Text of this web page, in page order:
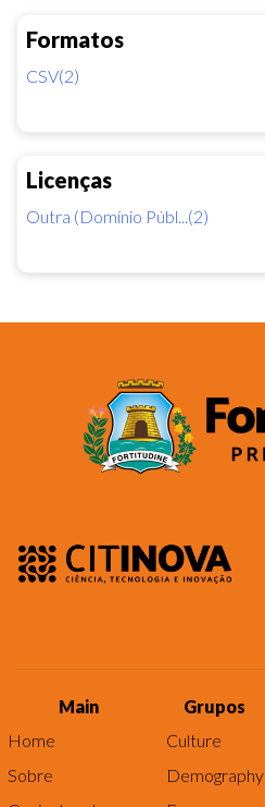
Formatos
CSV(2)
Licenças
Outra (Domínio Públ...(2)
Main
Home
Sobre
Grupos
Culture
Demography